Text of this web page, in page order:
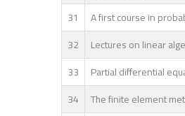
31
A first course in
32
Lectures on linear
33
Partial differential
34
The finite element